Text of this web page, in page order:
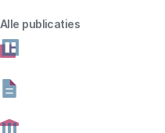
Alle publicaties
En waarom ze er iets mee
10 AUGUSTUS 2018